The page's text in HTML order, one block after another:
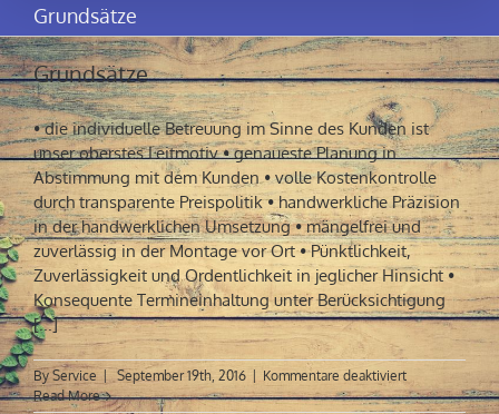
Grundsätze
Grundsätze
• die individuelle Betreuung im Sinne des Kunden ist
unser oberstes Leitmotiv • genaueste Planung in
Abstimmung mit dem Kunden • volle Kostenkontrolle
durch transparente Preispolitik • handwerkliche Präzision
in der handwerklichen Umsetzung • mängelfrei und
zuverlässig in der Montage vor Ort • Pünktlichkeit,
Zuverlässigkeit und Ordentlichkeit in jeglicher Hinsicht •
Konsequente Termineinhaltung unter Berücksichtigung
[...]
By Service | September 19th, 2016 Kommentare deaktiviertfür
Grundsätze
Read More